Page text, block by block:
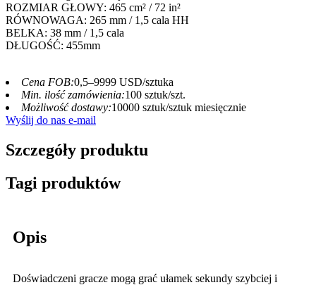
ROZMIAR GŁOWY: 465 cm² / 72 in²
RÓWNOWAGA: 265 mm / 1,5 cala HH
BELKA: 38 mm / 1,5 cala
DŁUGOŚĆ: 455mm
Cena FOB:0,5–9999 USD/sztuka
Min. ilość zamówienia:100 sztuk/szt.
Możliwość dostawy:10000 sztuk/sztuk miesięcznie
Wyślij do nas e-mail
Szczegóły produktu
Tagi produktów
Opis
Doświadczeni gracze mogą grać ułamek sekundy szybciej i